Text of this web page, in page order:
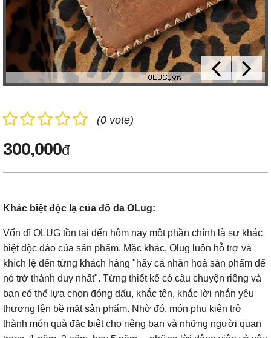
(0 vote)
300,000đ
Khác biệt độc lạ của đồ da OLug:
Vốn dĩ OLUG tồn tại đến hôm nay một phần chính là sự khác
biệt độc đáo của sản phẩm. Mặc khác, Olug luôn hỗ trợ và
khích lệ đến từng khách hàng "hãy cá nhân hoá sản phẩm để
nó trở thành duy nhất". Từng thiết kế có câu chuyện riêng và
bạn có thể lựa chọn đóng dấu, khắc tên, khắc lời nhắn yêu
thương lên bề mặt sản phẩm. Nhờ đó, món phụ kiện trở
thành món quà đặc biệt cho riêng bạn và những người quan